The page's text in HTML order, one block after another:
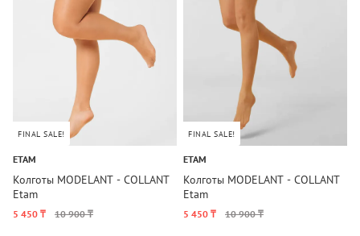
FINAL SALE!
ETAM
Колготы MODELANT - COLLANT
Etam
5 450 ₸ 10 900 ₸
FINAL SALE!
ETAM
Колготы MODELANT - COLLANT
Etam
5 450 ₸ 10 900 ₸